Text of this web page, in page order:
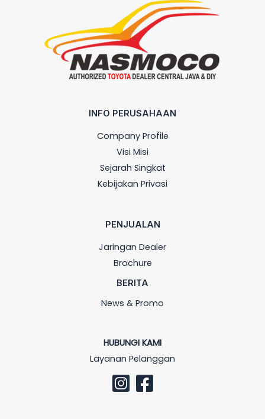
INFO PERUSAHAAN
Company Profile
Visi Misi
Sejarah Singkat
Kebijakan Privasi
PENJUALAN
Jaringan Dealer
Brochure
BERITA
News & Promo
HUBUNGI KAMI
Layanan Pelanggan